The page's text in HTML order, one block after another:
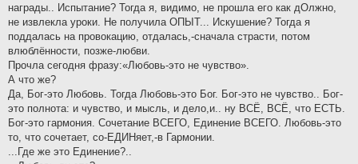
награды.. Испытание? Тогда я, видимо, не прошла его как дОлжно,
не извлекла уроки. Не получила ОПЫТ... Искушение? Тогда я
поддалась на провокацию, отдалась,-сначала страсти, потом
влюблённости, позже-любви.
Прочла сегодня фразу:«Любовь-это не чувство».
А что же?
Да, Бог-это Любовь. Тогда Любовь-это Бог. Бог-это не чувство.. Бог-
это полнота: и чувство, и мысль, и дело,и.. ну ВСЁ, ВСЁ, что ЕСТЬ.
Бог-это гармония. Сочетание ВСЕГО, Единение ВСЕГО. Любовь-это
то, что сочетает, со-ЕДИНяет,-в Гармонии.
...Где же это Единение?..